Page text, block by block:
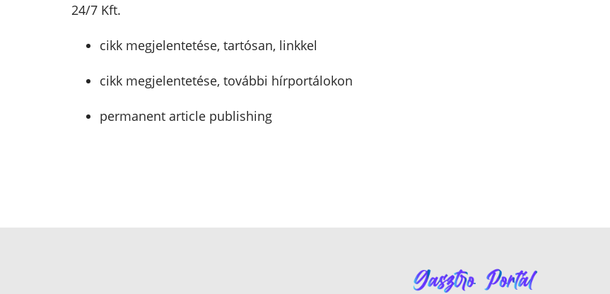
24/7 Kft.
cikk megjelentetése, tartósan, linkkel
cikk megjelentetése, további hírportálokon
permanent article publishing